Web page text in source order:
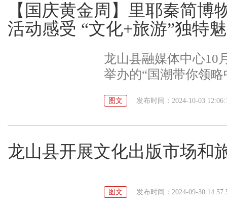
期间，龙山县各大景
多样、精彩纷呈的“
【国庆黄金周】里耶秦简博
活动感受 “文化+旅游”独特
龙山县融媒体中心10
举办的“国潮带你领
耶秦简博物馆室内展
得熠熠生辉。假期期
殊的方式，向祖国献
日期间，游客还可以
图文 发布时间：2024-10-03
龙山县开展文化出版市场和
图文 发布时间：2024-09-30